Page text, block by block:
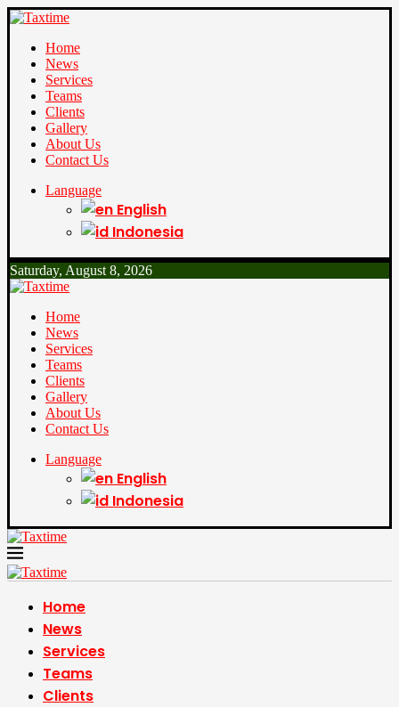
Home
News
Services
Teams
Clients
Gallery
About Us
Contact Us
Language
English
Indonesia
Saturday, August 8, 2026
Home
News
Services
Teams
Clients
Gallery
About Us
Contact Us
Language
English
Indonesia
Home
News
Services
Teams
Clients